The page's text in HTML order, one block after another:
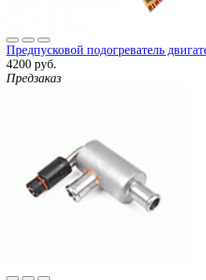
Предпусковой подогреватель
4200 руб.
Предзаказ